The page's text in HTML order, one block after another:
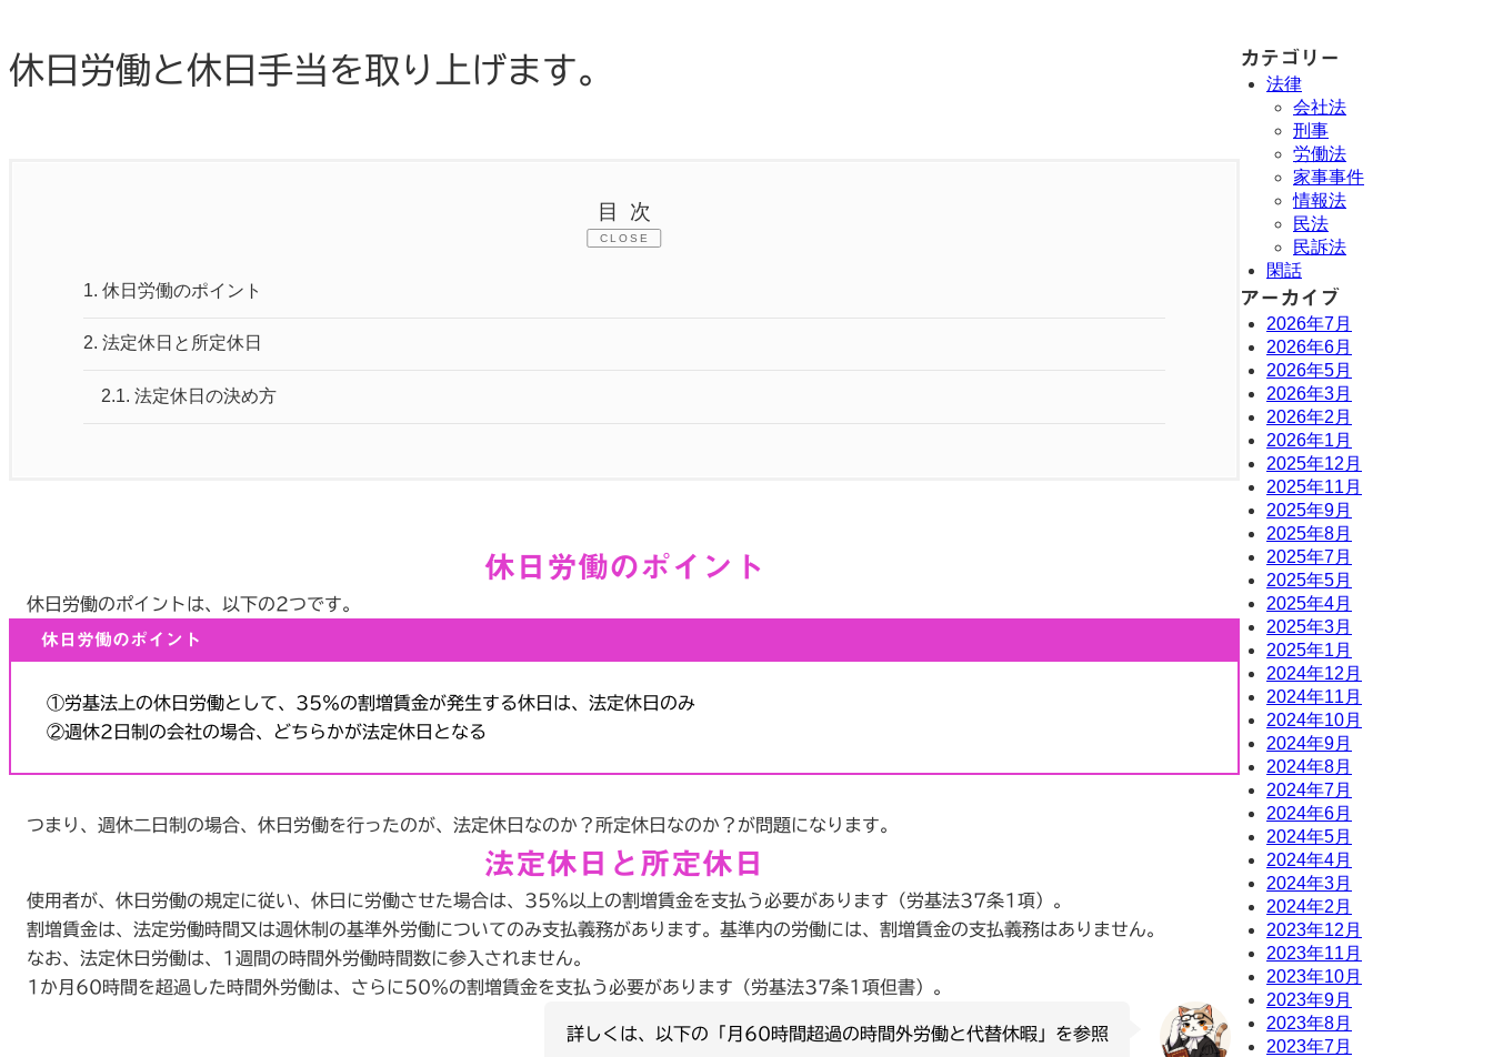
休日労働と休日手当を取り上げます。
目次
CLOSE
1. 休日労働のポイント
2. 法定休日と所定休日
2.1. 法定休日の決め方
休日労働のポイント
休日労働のポイントは、以下の2つです。
休日労働のポイント
①労基法上の休日労働として、35％の割増賃金が発生する休日は、法定休日のみ
②週休2日制の会社の場合、どちらかが法定休日となる
つまり、週休二日制の場合、休日労働を行ったのが、法定休日なのか？所定休日なのか？が問題になります。
法定休日と所定休日
使用者が、休日労働の規定に従い、休日に労働させた場合は、35％以上の割増賃金を支払う必要があります（労基法37条1項）。
割増賃金は、法定労働時間又は週休制の基準外労働についてのみ支払義務があります。基準内の労働には、割増賃金の支払義務はありません。
なお、法定休日労働は、1週間の時間外労働時間数に参入されません。
1か月60時間を超過した時間外労働は、さらに50％の割増賃金を支払う必要があります（労基法37条1項但書）。
詳しくは、以下の「月60時間超過の時間外労働と代替休暇」を参照
カテゴリー
法律
会社法
刑事
労働法
家事事件
情報法
民法
民訴法
閑話
アーカイブ
2026年7月
2026年6月
2026年5月
2026年3月
2026年2月
2026年1月
2025年12月
2025年11月
2025年9月
2025年8月
2025年7月
2025年5月
2025年4月
2025年3月
2025年1月
2024年12月
2024年11月
2024年10月
2024年9月
2024年8月
2024年7月
2024年6月
2024年5月
2024年4月
2024年3月
2024年2月
2023年12月
2023年11月
2023年10月
2023年9月
2023年8月
2023年7月